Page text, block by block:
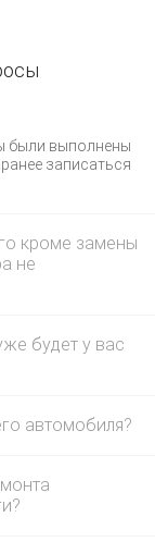
были выполнены
записаться
кроме замены
не
будет у вас
автомобиля?